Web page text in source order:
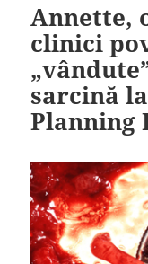
Annette,
clinici
sarcină
Planning